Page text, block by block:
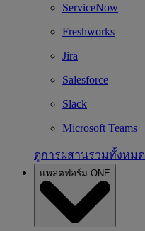
ServiceNow
Freshworks
Jira
Salesforce
Slack
Microsoft Teams
ดูการผสานรวมทั้งหมด
แพลตฟอร์ม ONE